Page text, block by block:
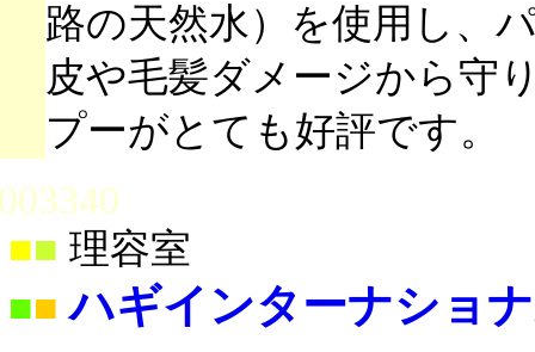
路の天然水）を使用し、
皮や毛髪ダメージから守
プーがとても好評です。
■ 理容室
■■ ハギインターナショ